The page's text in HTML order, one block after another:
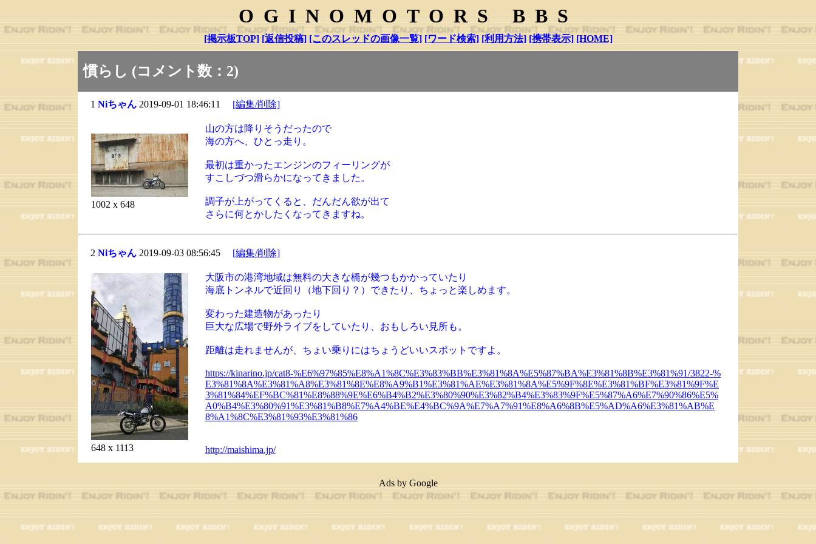
OGINOMOTORS BBS
[掲示板TOP] [返信投稿] [このスレッドの画像一覧] [ワード検索] [利用方法] [携帯表示] [HOME]
慣らし (コメント数：2)
1 Niちゃん 2019-09-01 18:46:11 [編集/削除]
1002 x 648
山の方は降りそうだったので
海の方へ、ひとっ走り。
最初は重かったエンジンのフィーリングが
すこしづつ滑らかになってきました。
調子が上がってくると、だんだん欲が出て
さらに何とかしたくなってきますね。
2 Niちゃん 2019-09-03 08:56:45 [編集/削除]
648 x 1113
大阪市の港湾地域は無料の大きな橋が幾つもかかっていたり
海底トンネルで近回り（地下回り？）できたり、ちょっと楽しめます。
変わった建造物があったり
巨大な広場で野外ライブをしていたり、おもしろい見所も。
距離は走れませんが、ちょい乗りにはちょうどいいスポットですよ。
https://kinarino.jp/cat8-%E6%97%85%E8%A1%8C%E3%83%BB%E3%81%8A%E5%87%BA%E3%81%8B%E3%81%91/3822-%
E3%81%8A%E3%81%A8%E3%81%8E%E8%A9%B1%E3%81%AE%E3%81%8A%E5%9F%8E%E3%81%BF%E3%81%9F%E
3%81%84%EF%BC%81%E8%88%9E%E6%B4%B2%E3%80%90%E3%82%B4%E3%83%9F%E5%87%A6%E7%90%86%E5%
A0%B4%E3%80%91%E3%81%B8%E7%A4%BE%E4%BC%9A%E7%A7%91%E8%A6%8B%E5%AD%A6%E3%81%AB%E
8%A1%8C%E3%81%93%E3%81%86
http://maishima.jp/
Ads by Google